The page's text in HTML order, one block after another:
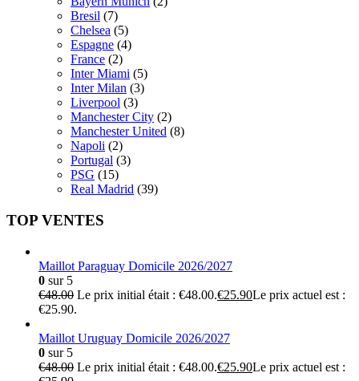
Bresil (7)
Chelsea (5)
Espagne (4)
France (2)
Inter Miami (5)
Inter Milan (3)
Liverpool (3)
Manchester City (2)
Manchester United (8)
Napoli (2)
Portugal (3)
PSG (15)
Real Madrid (39)
TOP VENTES
Maillot Paraguay Domicile 2026/2027
0 sur 5
€48.00 Le prix initial était : €48.00.€25.90Le prix actuel est :
€25.90.
Maillot Uruguay Domicile 2026/2027
0 sur 5
€48.00 Le prix initial était : €48.00.€25.90Le prix actuel est :